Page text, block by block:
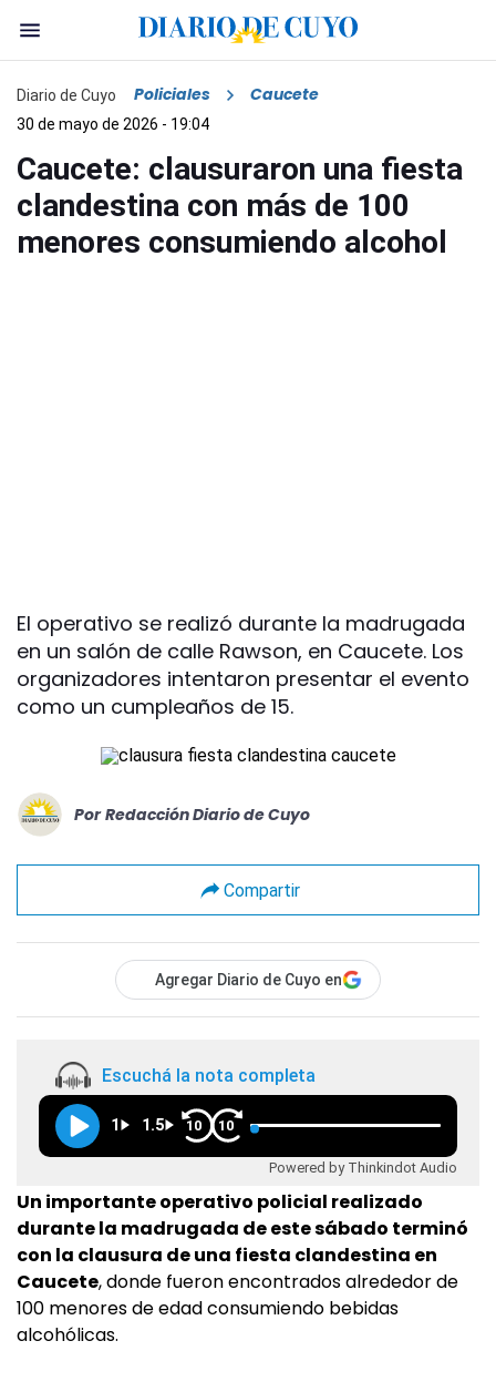
Diario de Cuyo Policiales Caucete
30 de mayo de 2026 - 19:04
Caucete: clausuraron una fiesta
clandestina con más de 100
menores consumiendo alcohol
El operativo se realizó durante la madrugada
en un salón de calle Rawson, en Caucete. Los
organizadores intentaron presentar el evento
como un cumpleaños de 15.
Por Redacción Diario de Cuyo
Compartir
Agregar Diario de Cuyo en
Escuchá la nota completa
1 1.5 10 10
Powered by Thinkindot Audio
Un importante operativo policial realizado
durante la madrugada de este sábado terminó
con la clausura de una fiesta clandestina en
Caucete, donde fueron encontrados alrededor de
100 menores de edad consumiendo bebidas
alcohólicas.